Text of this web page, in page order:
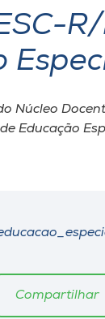
Núcleo
Educação
Compartilhar